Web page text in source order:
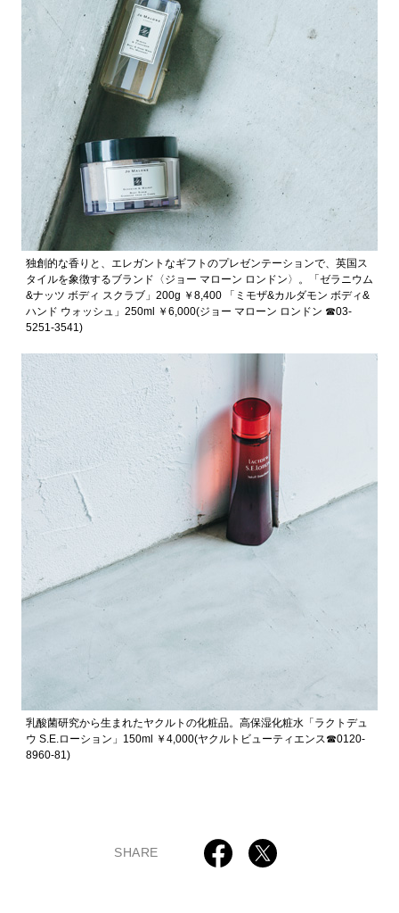
独創的な香りと、エレガントなギフトのプレゼンテーションで、英国ス
タイルを象徴するブランド〈ジョー マローン ロンドン〉。「ゼラニウム
&ナッツ ボディ スクラブ」200g ￥8,400 「ミモザ&カルダモン ボディ&
ハンド ウォッシュ」250ml ￥6,000(ジョー マローン ロンドン ☎︎03-
5251-3541)
乳酸菌研究から生まれたヤクルトの化粧品。高保湿化粧水「ラクトデュ
ウ S.E.ローション」150ml ￥4,000(ヤクルトビューティエンス☎︎0120-
8960-81)
SHARE